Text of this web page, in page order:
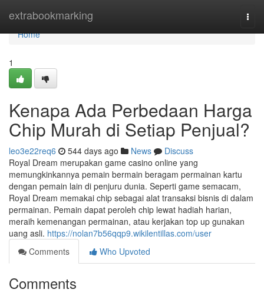
extrabookmarking
Home
Home
1
Kenapa Ada Perbedaan Harga
Chip Murah di Setiap Penjual?
leo3e22req6 544 days ago News
Discuss
Royal Dream merupakan game casino online yang
memungkinkannya pemain bermain beragam permainan kartu
dengan pemain lain di penjuru dunia. Seperti game semacam,
Royal Dream memakai chip sebagai alat transaksi bisnis di dalam
permainan. Pemain dapat peroleh chip lewat hadiah harian,
meraih kemenangan permainan, atau kerjakan top up gunakan
uang asli. https://nolan7b56qqp9.wikilentillas.com/user
Comments
Who Upvoted
Comments